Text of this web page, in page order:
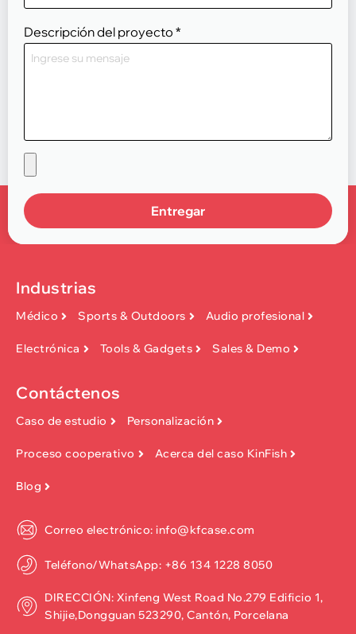
Descripción del proyecto *
Entregar
Industrias
Médico Sports & Outdoors Audio profesional
Electrónica Tools & Gadgets Sales & Demo
Contáctenos
Caso de estudio Personalización
Proceso cooperativo Acerca del caso KinFish
Blog
Correo electrónico: info@kfcase.com
Teléfono/WhatsApp: +86 134 1228 8050
DIRECCIÓN: Xinfeng West Road No.279 Edificio 1,
Shijie,Dongguan 523290, Cantón, Porcelana